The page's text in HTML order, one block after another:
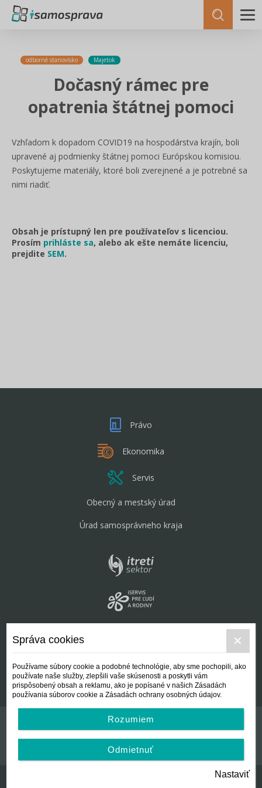
odborné stanovisko Majetok
Dočasný rámec pre
opatrenia štátnej pomoci
Vzhľadom k dopadom COVID19 na hospodárstva krajín, boli
upravené aj podmienky štátnej pomoci Európskou komisiou.
Poskytujeme materiály, ktoré boli zverejnené a je potrebné sa
nimi riadiť.
Obsah je prístupný len pre používateľov s licenciou.
Prosím prihláste sa, alebo ak ešte nemáte licenciu,
prejdite SEM.
Právo
Ekonomika
Servis
Obecný a mestský úrad
Úrad samosprávneho kraja
Kontakt
Všeobecné podmienky
Správa cookies
Používame súbory cookie a podobné technológie, aby sme pochopili, ako
používate naše služby, zlepšili vaše skúsenosti a poskytli vám
prispôsobený obsah a reklamu, ako je popísané v našich Zásadách
používania súborov cookie a Zásadách ochrany osobných údajov.
Rozumiem
Odmietnuť
Nastaviť